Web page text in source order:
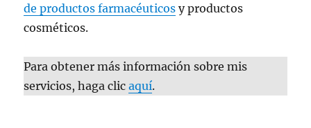
de productos farmacéuticos y productos
cosméticos.
Para obtener más información sobre mis
servicios, haga clicaquí.